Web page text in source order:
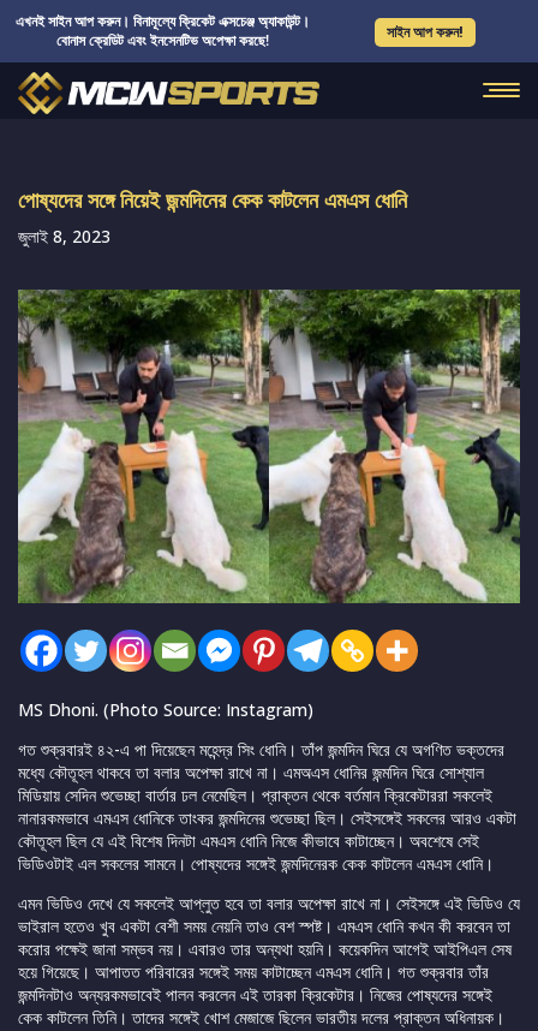
এখনই সাইন আপ করুন। বিনামূল্যে ক্রিকেট এক্সচেঞ্জ অ্যাকাউন্ট।
বোনাস ক্রেডিট এবং ইনসেনটিভ অপেক্ষা করছে!
সাইন আপ করুন!
পোষ্যদের সঙ্গে নিয়েই জন্মদিনের কেক কাটলেন এমএস ধোনি
জুলাই 8, 2023
MS Dhoni. (Photo Source: Instagram)
গত শুক্রবারই ৪২-এ পা দিয়েছেন মহেন্দ্র সিং ধোনি। তাঁপ জন্মদিন ঘিরে যে অগণিত ভক্তদের
মধ্যে কৌতূহল থাকবে তা বলার অপেক্ষা রাখে না। এমঅএস ধোনির জন্মদিন ঘিরে সোশ্যাল
মিডিয়ায় সেদিন শুভেচ্ছা বার্তার ঢল নেমেছিল। প্রাক্তন থেকে বর্তমান ক্রিকেটাররা সকলেই
নানারকমভাবে এমএস ধোনিকে তাংকর জন্মদিনের শুভেচ্ছা ছিল। সেইসঙ্গেই সকলের আরও একটা
কৌতূহল ছিল যে এই বিশেষ দিনটা এমএস ধোনি নিজে কীভাবে কাটাচ্ছেন। অবশেষে সেই
ভিডিওটাই এল সকলের সামনে। পোষ্যদের সঙ্গেই জন্মদিনেরক কেক কাটলেন এমএস ধোনি।
এমন ভিডিও দেখে যে সকলেই আপ্লুত হবে তা বলার অপেক্ষা রাখে না। সেইসঙ্গে এই ভিডিও যে
ভাইরাল হতেও খুব একটা বেশী সময় নেয়নি তাও বেশ স্পষ্ট। এমএস ধোনি কখন কী করবেন তা
করোর পক্ষেই জানা সম্ভব নয়। এবারও তার অন্যথা হয়নি। কয়েকদিন আগেই আইপিএল সেষ
হয়ে গিয়েছে। আপাতত পরিবারের সঙ্গেই সময় কাটাচ্ছেন এমএস ধোনি। গত শুক্রবার তাঁর
জন্মদিনটাও অন্যরকমভাবেই পালন করলেন এই তারকা ক্রিকেটার। নিজের পোষ্যদের সঙ্গেই
কেক কাটলেন তিনি। তাদের সঙ্গেই খোশ মেজাজে ছিলেন ভারতীয় দলের প্রাক্তন অধিনায়ক।